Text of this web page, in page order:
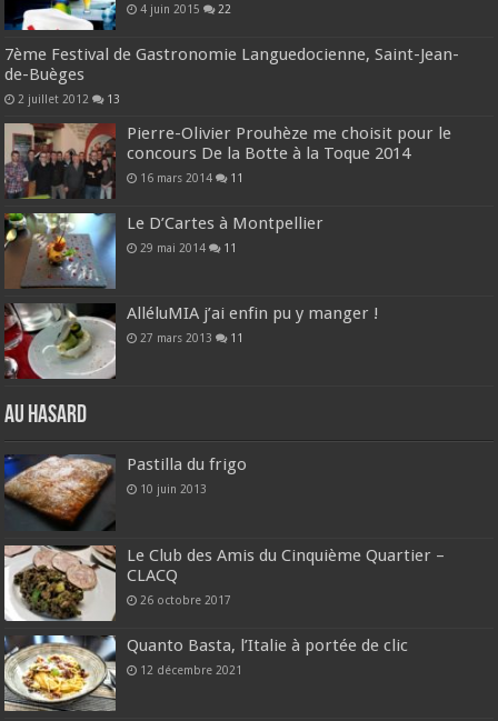
4 juin 2015 22
7ème Festival de Gastronomie Languedocienne, Saint-Jean-
de-Buèges
2 juillet 2012 13
Pierre-Olivier Prouhèze me choisit pour le
concours De la Botte à la Toque 2014
16 mars 2014 11
Le D’Cartes à Montpellier
29 mai 2014 11
AlléluMIA j’ai enfin pu y manger !
27 mars 2013 11
Au hasard
Pastilla du frigo
10 juin 2013
Le Club des Amis du Cinquième Quartier –
CLACQ
26 octobre 2017
Quanto Basta, l’Italie à portée de clic
12 décembre 2021